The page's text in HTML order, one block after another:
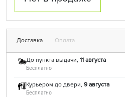
Доставка Оплата
До пункта выдачи, 11 августа
Бесплатно
Курьером до двери, 9 августа
Бесплатно